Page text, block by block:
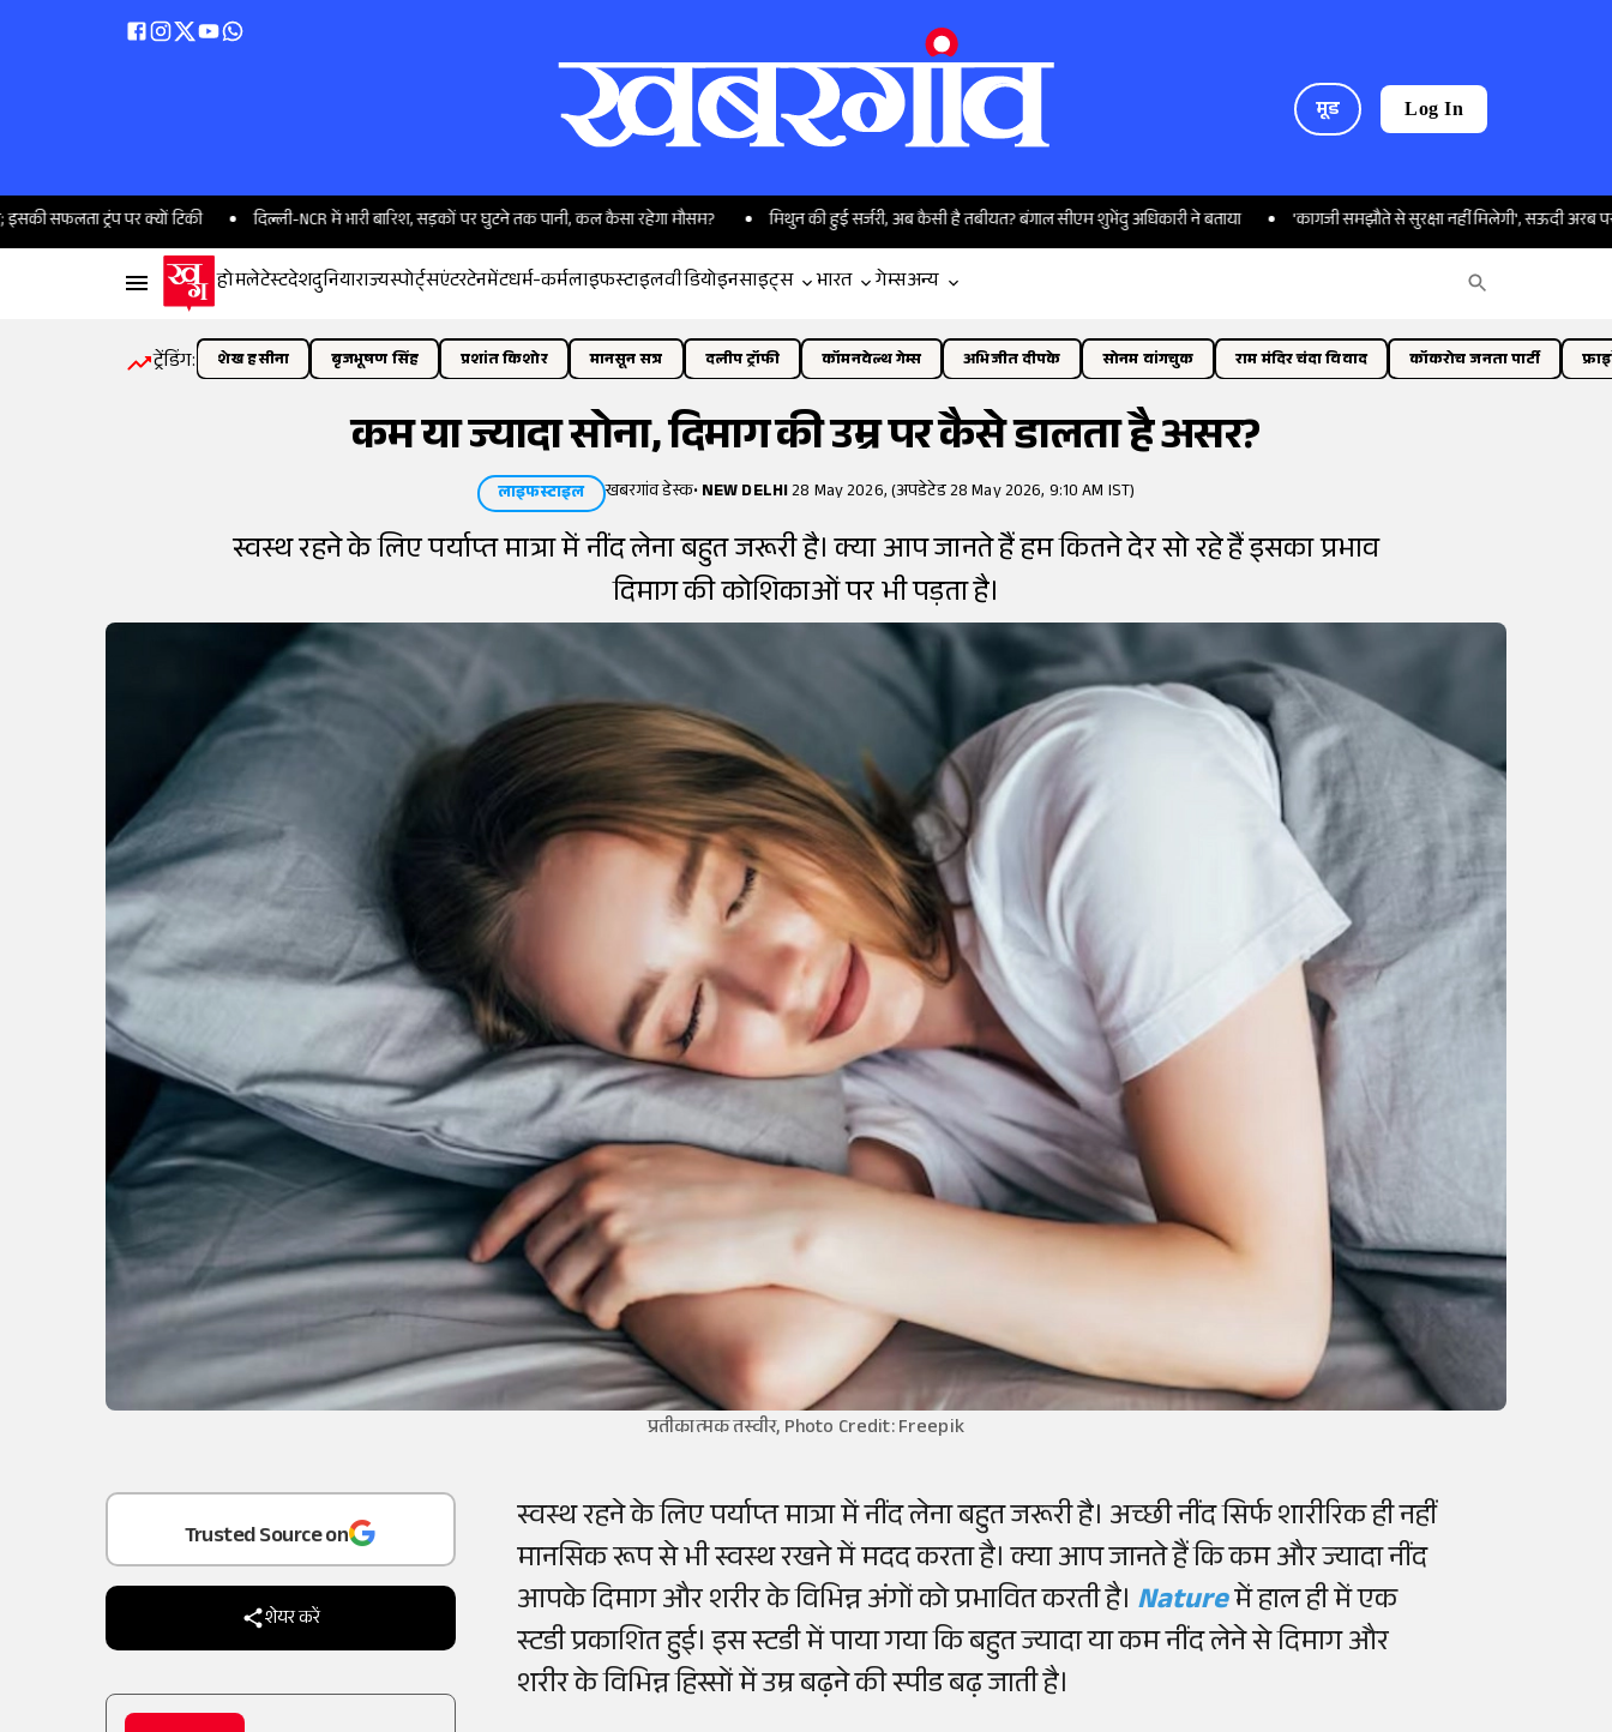
मूड Log In
ट्रंप पर क्यों टिकी दिल्ली-NCR में भारी बारिश, सड़कों पर घुटने तक पानी, कल कैसा रहेगा मौसम? मिथुन की हुई सर्जरी, अब कैसी है तबीयत? बंगाल सीएम शुभेंदु अधिकारी ने बताया 'कागजी समझौते से सुरक्षा नहीं मिलेगी', सऊदी अरब पर भड़का
होमलेटेस्टदेशदुनियाराज्यस्पोर्ट्सएंटरटेनमेंटधर्म-कर्मलाइफस्टाइलवीडियोइनसाइट्स भारत गेम्सअन्य
ट्रेंडिंग: शेख हसीना बृजभूषण सिंह प्रशांत किशोर मानसून सत्र दलीप ट्रॉफी कॉमनवेल्थ गेम्स अभिजीत दीपके सोनम वांगचुक राम मंदिर चंदा विवाद कॉकरोच जनता पार्टी
कम या ज्यादा सोना, दिमाग की उम्र पर कैसे डालता है असर?
लाइफस्टाइल खबरगांव डेस्क•NEW DELHI28 May 2026, (अपडेटेड 28 May 2026, 9:10 AM IST)
स्वस्थ रहने के लिए पर्याप्त मात्रा में नींद लेना बहुत जरूरी है। क्या आप जानते हैं हम कितने देर सो रहे हैं इसका प्रभाव
दिमाग की कोशिकाओं पर भी पड़ता है।
प्रतीकात्मक तस्वीर, Photo Credit: Freepik
Trusted Source on
शेयर करें
स्वस्थ रहने के लिए पर्याप्त मात्रा में नींद लेना बहुत जरूरी है। अच्छी नींद सिर्फ शारीरिक ही नहीं
मानसिक रूप से भी स्वस्थ रखने में मदद करता है। क्या आप जानते हैं कि कम और ज्यादा नींद
आपके दिमाग और शरीर के विभिन्न अंगों को प्रभावित करती है। Natureमें हाल ही में एक
स्टडी प्रकाशित हुई। इस स्टडी में पाया गया कि बहुत ज्यादा या कम नींद लेने से दिमाग और
शरीर के विभिन्न हिस्सों में उम्र बढ़ने की स्पीड बढ़ जाती है।